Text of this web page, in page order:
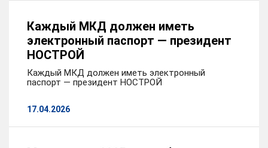
Каждый МКД должен иметь
электронный паспорт — президент
НОСТРОЙ
Каждый МКД должен иметь электронный
паспорт — президент НОСТРОЙ
17.04.2026